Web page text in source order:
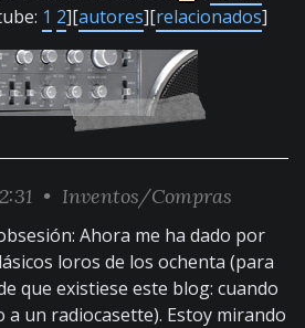
1 2][autores][relacionados]
• Inventos/Compras
Ahora me ha dado por
loros de los ochenta (para
que existiese este blog: cuando
un radiocasette). Estoy mirando